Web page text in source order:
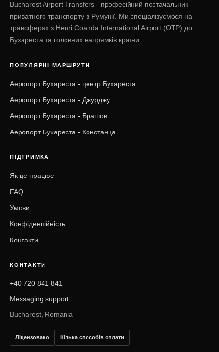
Bucharest Airport Transfers - професійний постачальник
приватного транспорту в Румунії. Ми спеціалізуємося на
трансферах з Henri Coanda International Airport (OTP) до
Бухареста та головних напрямків країни.
ПОПУЛЯРНІ МАРШРУТИ
Аеропорт Бухареста - центр Бухареста
Аеропорт Бухареста - Джурджу
Аеропорт Бухареста - Брашов
Аеропорт Бухареста - Констанца
ПІДТРИМКА
Як це працює
FAQ
Умови
Конфіденційність
Контакти
КОНТАКТИ
+40 720 841 841
Messaging support
Bucharest, Romania
Ліцензовано Кілька способів оплати